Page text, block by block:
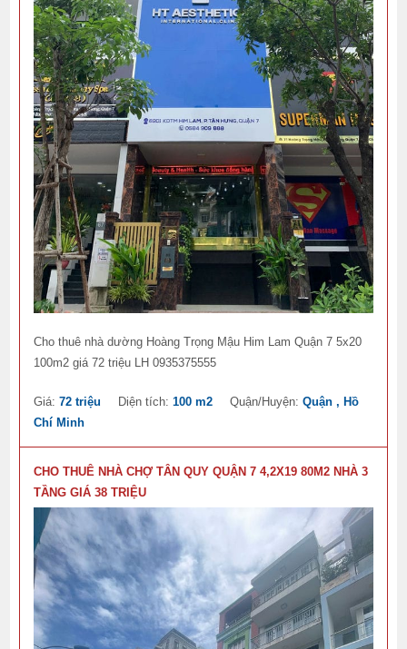
Cho thuê nhà dường Hoàng Trọng Mậu Him Lam Quận 7 5x20
100m2 giá 72 triệu LH 0935375555
Giá:72 triệu Diện tích:100 m2 Quận/Huyện:Quận , Hồ
Chí Minh
CHO THUÊ NHÀ CHỢ TÂN QUY QUẬN 7 4,2X19 80M2 NHÀ 3
TẦNG GIÁ 38 TRIỆU